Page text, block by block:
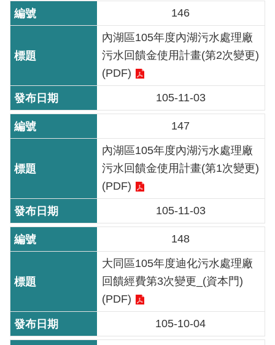
為
務
網
站
導
回
English
見
陳
146
內湖區105年度內湖污水處理廠
污水回饋金使用計畫(第2次變更)
(PDF)
105-11-03
147
內湖區105年度內湖污水處理廠
污水回饋金使用計畫(第1次變更)
(PDF)
105-11-03
148
大同區105年度迪化污水處理廠
回饋經費第3次變更_(資本門)
(PDF)
105-10-04